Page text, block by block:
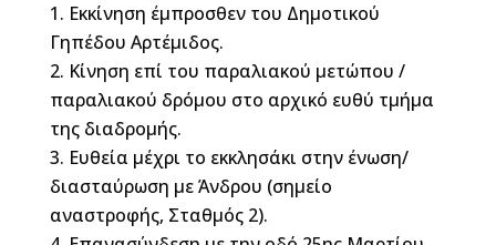
Εκκίνηση έμπροσθεν του Δημοτικού
Γηπέδου Αρτέμιδος.
Κίνηση επί του παραλιακού μετώπου /
παραλιακού δρόμου στο αρχικό ευθύ τμήμα
της διαδρομής.
Eυθεία μέχρι το εκκλησάκι στην ένωση/
διασταύρωση με Άνδρου (σημείο
αναστροφής, Σταθμός 2).